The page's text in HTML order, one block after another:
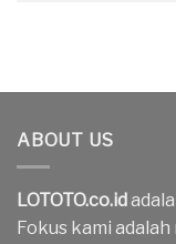
ABOUT US
LOTOTO.co.id
Fokus kami